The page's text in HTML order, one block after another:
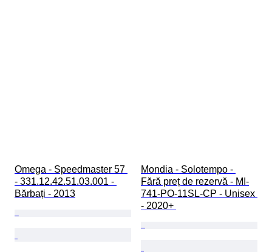
Omega - Speedmaster 57
- 331.12.42.51.03.001 -
Bărbați - 2013
Mondia - Solotempo -
Fără preț de rezervă - MI-
741-PO-11SL-CP - Unisex
- 2020+